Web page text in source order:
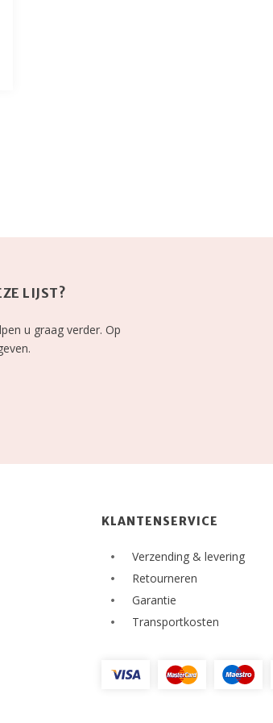
LIJST?
u graag verder. Op
KLANTENSERVICE
Verzending & levering
Retourneren
Garantie
Transportkosten